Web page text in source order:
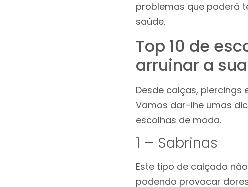
problemas que poderá
saúde.
Top 10 de
arruinar a
Desde calças, piercings
Vamos dar-lhe umas
escolhas de moda.
1 – Sabrinas
Este tipo de calçado
podendo provocar